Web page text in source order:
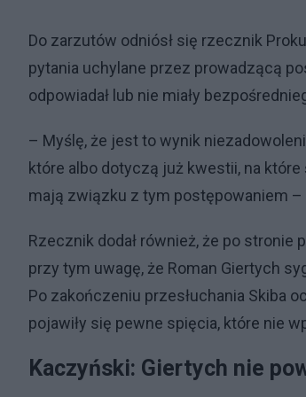
Do zarzutów odniósł się rzecznik
pytania uchylane przez prowadzącą
odpowiadał lub nie miały
– Myślę, że jest to wynik
które albo dotyczą już kwestii, na które
mają związku z tym postępowaniem –
Rzecznik dodał również, że po stronie
przy tym uwagę, że Roman Giertych
Po zakończeniu przesłuchania Skiba
pojawiły się pewne spięcia, które nie
Kaczyński: Giertych nie